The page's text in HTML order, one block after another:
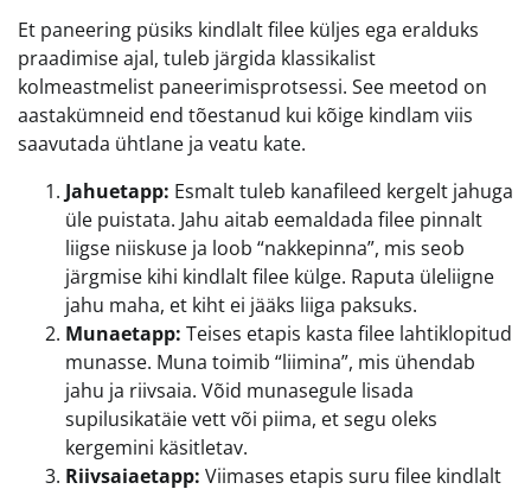
Et paneering püsiks kindlalt filee küljes ega eralduks
praadimise ajal, tuleb järgida klassikalist
kolmeastmelist paneerimisprotsessi. See meetod on
aastakümneid end tõestanud kui kõige kindlam viis
saavutada ühtlane ja veatu kate.
Jahuetapp: Esmalt tuleb kanafileed kergelt jahuga
üle puistata. Jahu aitab eemaldada filee pinnalt
liigse niiskuse ja loob “nakkepinna”, mis seob
järgmise kihi kindlalt filee külge. Raputa üleliigne
jahu maha, et kiht ei jääks liiga paksuks.
Munaetapp: Teises etapis kasta filee lahtiklopitud
munasse. Muna toimib “liimina”, mis ühendab
jahu ja riivsaia. Võid munasegule lisada
supilusikatäie vett või piima, et segu oleks
kergemini käsitletav.
Riivsaiaetapp: Viimases etapis suru filee kindlalt